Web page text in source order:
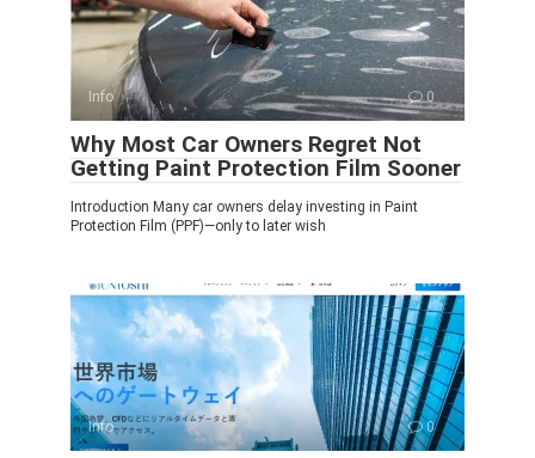
Info 0
Why Most Car Owners Regret Not
Getting Paint Protection Film Sooner
Introduction Many car owners delay investing in Paint
Protection Film (PPF)—only to later wish
Info 0